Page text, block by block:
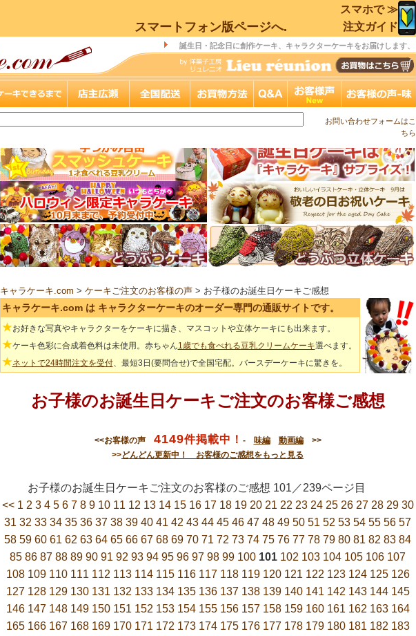
スマートフォン版ページへ.
スマホで ≫
注文ガイド
誕生日・記念日に創作ケーキ、キャラクターケーキをお届けします、
お問い合わせフォームはこ
ちら
キャラケーキ.com > ケーキご注文のお客様の声> お子様のお誕生日ケーキご感想
キャラケーキ.com は キャラクターケーキのオーダー専門の通販サイトです。
★お好きな写真やキャラクターをケーキに描き、マスコットや立体ケーキにも出来ます。
★ケーキ色彩に合成着色料は未使用。赤ちゃん1歳でも食べれる豆乳クリームケーキ選べます。
★ネットで24時間注文を受付、最短3日(要問合せ)で全国宅配。バースデーケーキに驚きを。
お子様のお誕生日ケーキご注文のお客様ご感想
<<お客様の声 4149件掲載中！ - 味編 動画編>>
>>どんどん更新中！ お客様のご感想をもっと見る
お子様のお誕生日ケーキご注文のお客様のご感想 101／239ページ目
<< 1 2 3 4 5 6 7 8 9 10 11 12 13 14 15 16 17 18 19 20 21 22 23 24 25 26 27 28 29 30
31 32 33 34 35 36 37 38 39 40 41 42 43 44 45 46 47 48 49 50 51 52 53 54 55 56 57
58 59 60 61 62 63 64 65 66 67 68 69 70 71 72 73 74 75 76 77 78 79 80 81 82 83 84
85 86 87 88 89 90 91 92 93 94 95 96 97 98 99 100 101 102 103 104 105 106 107
108 109 110 111 112 113 114 115 116 117 118 119 120 121 122 123 124 125 126
127 128 129 130 131 132 133 134 135 136 137 138 139 140 141 142 143 144 145
146 147 148 149 150 151 152 153 154 155 156 157 158 159 160 161 162 163 164
165 166 167 168 169 170 171 172 173 174 175 176 177 178 179 180 181 182 183